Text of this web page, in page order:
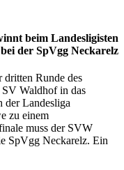
beim Landesligisten
der SpVgg Neckarelz
dritten Runde des
Waldhof in das
der Landesliga
zu einem
muss der SVW
SpVgg Neckarelz. Ein